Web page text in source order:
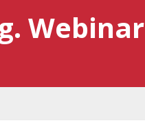
Webinar